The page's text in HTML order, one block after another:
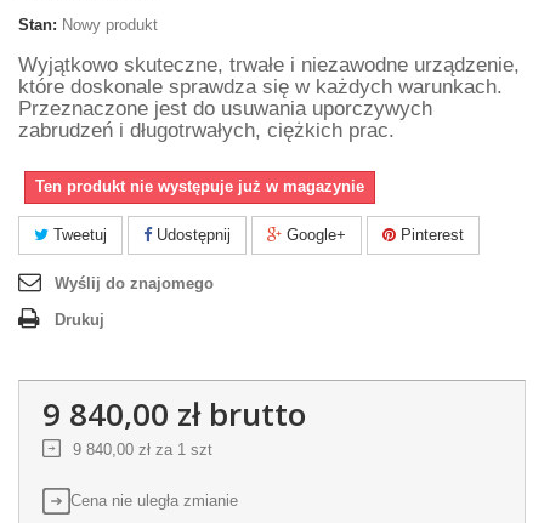
Stan: Nowy produkt
Wyjątkowo skuteczne, trwałe i niezawodne urządzenie,
które doskonale sprawdza się w każdych warunkach.
Przeznaczone jest do usuwania uporczywych
zabrudzeń i długotrwałych, ciężkich prac.
Ten produkt nie występuje już w magazynie
Tweetuj Udostępnij Google+ Pinterest
Wyślij do znajomego
Drukuj
9 840,00 złbrutto
9 840,00 zł za 1 szt
Cena nie uległa zmianie